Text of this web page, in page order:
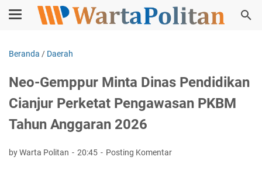
Beranda / Daerah
Neo-Gemppur Minta Dinas Pendidikan
Cianjur Perketat Pengawasan PKBM
Tahun Anggaran 2026
by Warta Politan 20:45 Posting Komentar